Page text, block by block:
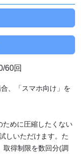
60回
、「スマホ向け」を
めに圧縮したくない
しいただけます。た
取得制限を数回分(調